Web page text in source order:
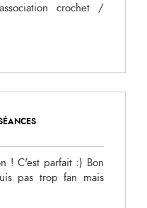
crochet /
! C'est parfait :) Bon
pas trop fan mais